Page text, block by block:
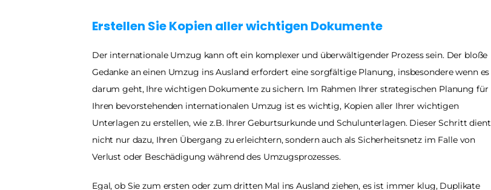
Erstellen Sie Kopien aller wichtigen Dokumente
Der internationale Umzug kann oft ein komplexer und überwältigender Prozess sein. Der bloße
Gedanke an einen Umzug ins Ausland erfordert eine sorgfältige Planung, insbesondere wenn es
darum geht, Ihre wichtigen Dokumente zu sichern. Im Rahmen Ihrer strategischen Planung für
Ihren bevorstehenden internationalen Umzug ist es wichtig, Kopien aller Ihrer wichtigen
Unterlagen zu erstellen, wie z.B. Ihrer Geburtsurkunde und Schulunterlagen. Dieser Schritt dient
nicht nur dazu, Ihren Übergang zu erleichtern, sondern auch als Sicherheitsnetz im Falle von
Verlust oder Beschädigung während des Umzugsprozesses.
Egal, ob Sie zum ersten oder zum dritten Mal ins Ausland ziehen, es ist immer klug, Duplikate